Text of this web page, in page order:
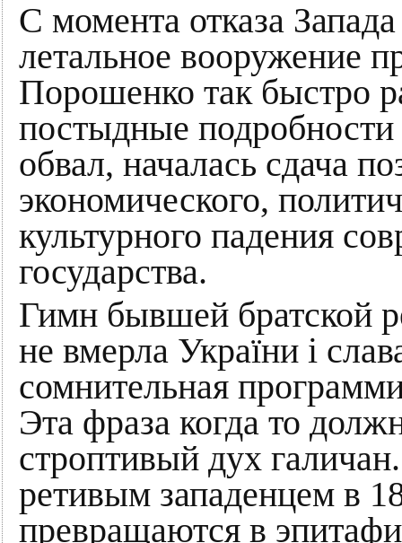
С момента отказа
летальное вооружение
Порошенко так быстро
постыдные подробности
обвал, началась сдача
экономического,
культурного падения
государства.
Гимн бывшей братской
не вмерла України і
сомнительная
Эта фраза когда то
строптивый дух
ретивым западенцем в
превращаются в